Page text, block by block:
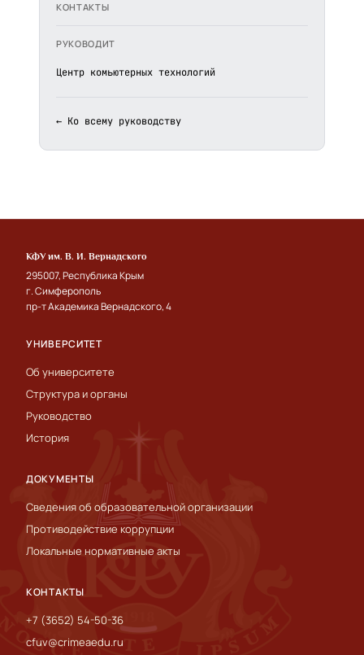
КОНТАКТЫ
РУКОВОДИТ
Центр комьютерных технологий
← Ко всему руководству
КФУ им. В. И. Вернадского
295007, Республика Крым
г. Симферополь
пр-т Академика Вернадского, 4
УНИВЕРСИТЕТ
Об университете
Структура и органы
Руководство
История
ДОКУМЕНТЫ
Сведения об образовательной организации
Противодействие коррупции
Локальные нормативные акты
КОНТАКТЫ
+7 (3652) 54-50-36
cfuv@crimeaedu.ru